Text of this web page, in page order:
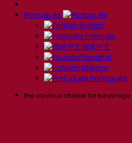
Português
English
Français
简体中文
Español
Italiano
Português
the obvious choice for beverage